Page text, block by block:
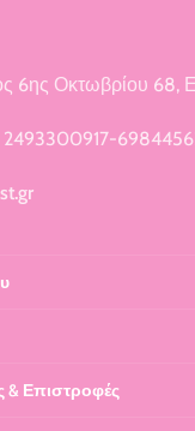
6ης Οκτωβρίου 68,
2493300917-
Επιστροφές